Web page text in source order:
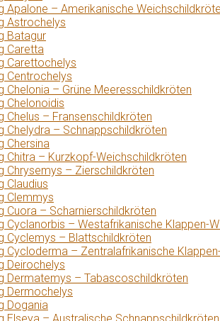
Apalone – Amerikanische
Astrochelys
Batagur
Caretta
Carettochelys
Centrochelys
Chelonia – Grüne Meeresschildkröten
Chelonoidis
Chelus – Fransenschildkröten
Chelydra – Schnappschildkröten
Chersina
Chitra – Kurzkopf-Weichschildkröten
Chrysemys – Zierschildkröten
Claudius
Clemmys
Cuora – Scharnierschildkröten
Cyclanorbis – Westafrikanische Klappen-
Cyclemys – Blattschildkröten
Cycloderma – Zentralafrikanische
Deirochelys
Dermatemys – Tabascoschildkröten
Dermochelys
Dogania